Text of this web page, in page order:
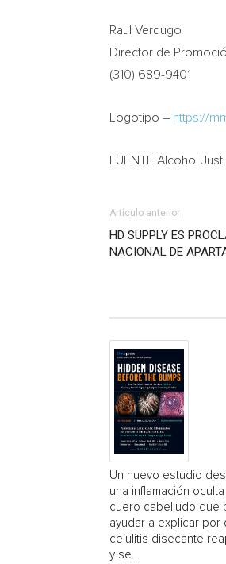
Raul Verdugo
Director de
(310) 689-9401
Logotipo – https://
FUENTE Alcohol
Artículo anterior
HD SUPPLY ES
NACIONAL DE
Un nuevo estudio
una inflamación oculta
cuero cabelludo que
ayudar a explicar por
celulitis disecante
y se...